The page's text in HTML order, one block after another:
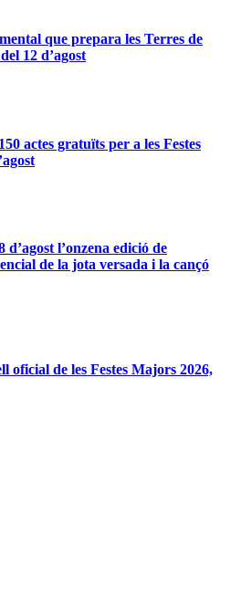
que prepara les Terres de
12 d’agost
actes gratuïts per a les Festes
d’agost l’onzena edició de
de la jota versada i la cançó
oficial de les Festes Majors 2026,